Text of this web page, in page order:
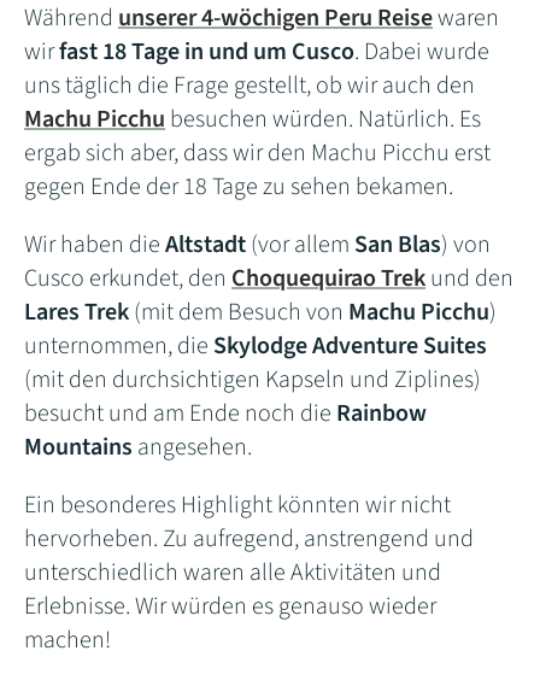
Während unserer 4-wöchigen Peru Reisewaren
wirfast 18 Tage in und um Cusco. Dabei wurde
uns täglich die Frage gestellt, ob wir auch den
Machu Picchubesuchen würden. Natürlich. Es
ergab sich aber, dass wir den Machu Picchu erst
gegen Ende der 18 Tage zu sehen bekamen.
Wir haben dieAltstadt(vor allem San Blas) von
Cusco erkundet, den Choquequirao Trekund den
Lares Trek(mit dem Besuch von Machu Picchu)
unternommen, die Skylodge Adventure Suites
(mit den durchsichtigen Kapseln und Ziplines)
besucht und am Ende noch die Rainbow
Mountains angesehen.
Ein besonderes Highlight könnten wir nicht
hervorheben. Zu aufregend, anstrengend und
unterschiedlich waren alle Aktivitäten und
Erlebnisse. Wir würden es genauso wieder
machen!